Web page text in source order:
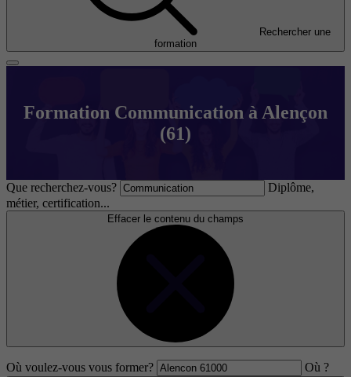
Rechercher une
formation
Formation Communication à Alençon
(61)
Que recherchez-vous?
Diplôme,
métier, certification...
Effacer le contenu du champs
Où voulez-vous vous former? Où ?